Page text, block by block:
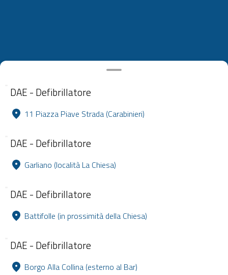
DAE - Defibrillatore
11 Piazza Piave Strada (Carabinieri)
DAE - Defibrillatore
Garliano (località La Chiesa)
DAE - Defibrillatore
Battifolle (in prossimità della Chiesa)
DAE - Defibrillatore
Borgo Alla Collina (esterno al Bar)